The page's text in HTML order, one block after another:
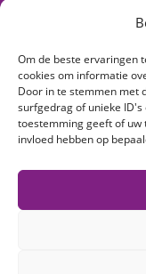
Om de beste ervaringen
cookies om informatie
Door in te stemmen met
surfgedrag of unieke
toestemming geeft of uw
invloed hebben op
Volg ons
Vind ons op:
Facebook
page
Linkedin
page page
© 2026 Mens &